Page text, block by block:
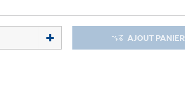
AJOUT PANIER